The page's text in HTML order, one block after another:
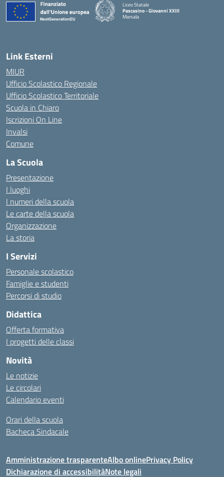
Liceo Statale
Pascasino - Giovanni XXIII
Marsala
Link Esterni
MIUR
Ufficio Scolastico Regionale
Ufficio Scolastico Territoriale
Scuola in Chiaro
Iscrizioni On Line
Invalsi
Comune
La Scuola
Presentazione
I luoghi
I numeri della scuola
Le carte della scuola
Organizzazione
La storia
I Servizi
Personale scolastico
Famiglie e studenti
Percorsi di studio
Didattica
Offerta formativa
I progetti delle classi
Novità
Le notizie
Le circolari
Calendario eventi
Orari della scuola
Bacheca Sindacale
Amministrazione trasparenteAlbo onlinePrivacy Policy
Dichiarazione di accessibilitàNote legali